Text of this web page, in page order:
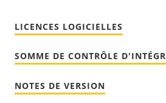
LICENCES LOGICIELLES
SOMME DE CONTRÔLE
NOTES DE VERSION